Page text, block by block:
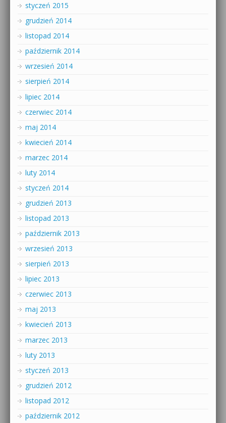
styczeń 2015
grudzień 2014
listopad 2014
październik 2014
wrzesień 2014
sierpień 2014
lipiec 2014
czerwiec 2014
maj 2014
kwiecień 2014
marzec 2014
luty 2014
styczeń 2014
grudzień 2013
listopad 2013
październik 2013
wrzesień 2013
sierpień 2013
lipiec 2013
czerwiec 2013
maj 2013
kwiecień 2013
marzec 2013
luty 2013
styczeń 2013
grudzień 2012
listopad 2012
październik 2012